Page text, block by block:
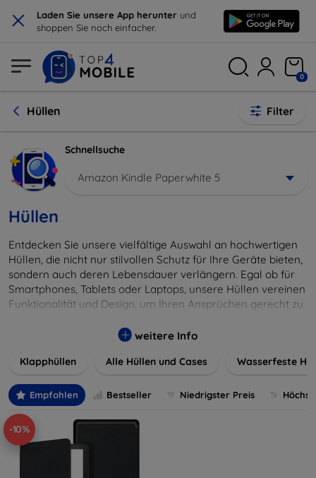
× Laden Sie unsere App herunter und
shoppen Sie noch einfacher.
0
Hüllen Filter
Schnellsuche
Amazon Kindle Paperwhite 5
Hüllen
Entdecken Sie unsere vielfältige Auswahl an hochwertigen
Hüllen, die nicht nur stilvollen Schutz für Ihre Geräte bieten,
sondern auch deren Lebensdauer verlängern. Egal ob für
Smartphones, Tablets oder Laptops, unsere Hüllen vereinen
Funktionalität und Design, um Ihren Ansprüchen gerecht zu
Farben, um Ihren persönlichen Stil perfekt zu
weitere Info
Klapphüllen Alle Hüllen und Cases Wasserfeste
Empfohlen Bestseller Niedrigster Preis
-10%